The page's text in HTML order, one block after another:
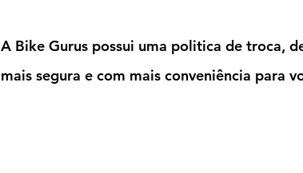
A Bike Gurus possui uma politica de troca,
mais segura e com mais conveniência para